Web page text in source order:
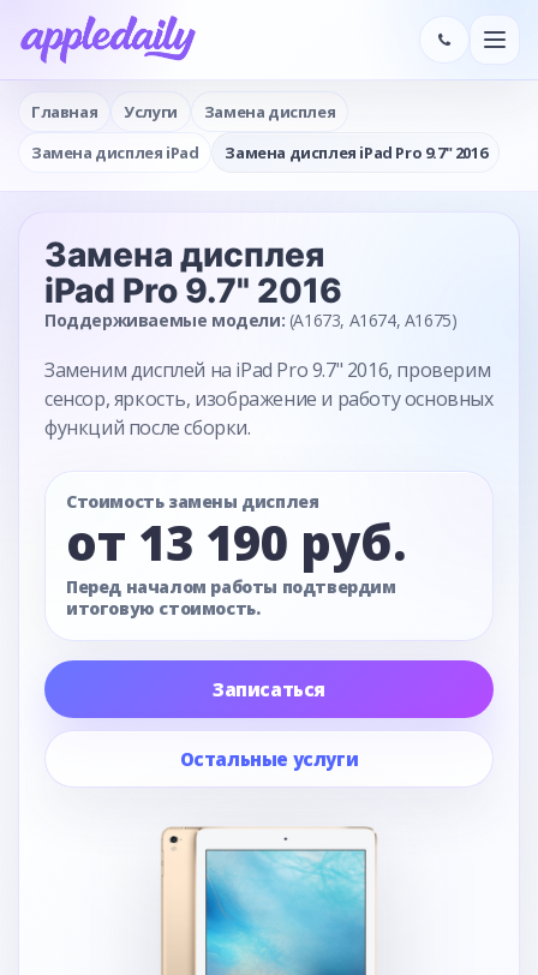
Главная Услуги
Замена дисплея
Замена дисплея iPad
Замена дисплея iPad Pro 9.7" 2016
Замена дисплея
iPad Pro 9.7" 2016
Поддерживаемые модели: (A1673, A1674, A1675)
Заменим дисплей на iPad Pro 9.7" 2016, проверим
сенсор, яркость, изображение и работу основных
функций после сборки.
Стоимость замены дисплея
от 13 190 руб.
Перед началом работы подтвердим
итоговую стоимость.
Записаться
Остальные услуги